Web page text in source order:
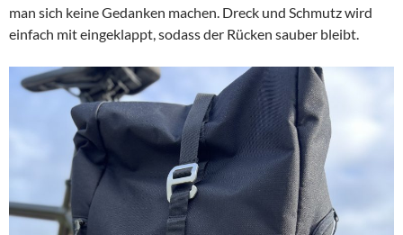
man sich keine Gedanken machen. Dreck und Schmutz wird
einfach mit eingeklappt, sodass der Rücken sauber bleibt.